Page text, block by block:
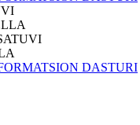
DASTURI